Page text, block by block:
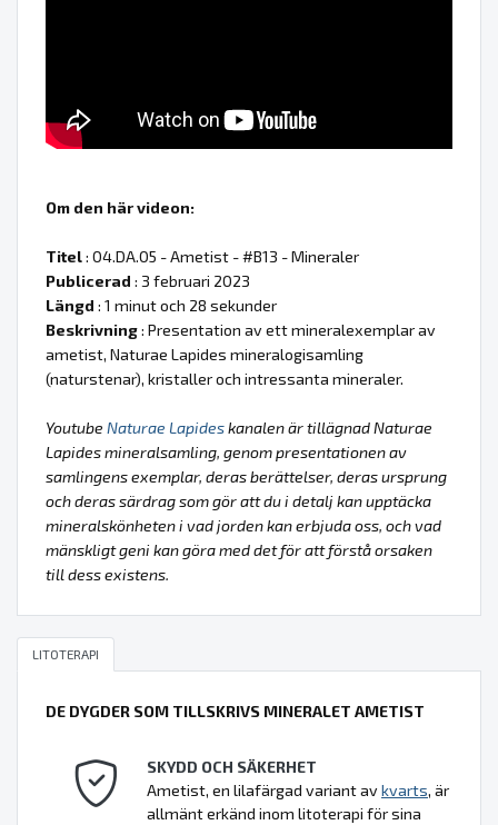
Om den här videon:
Titel: 04.DA.05 - Ametist - #B13 - Mineraler
Publicerad : 3 februari 2023
Längd : 1 minut och 28 sekunder
Beskrivning: Presentation av ett mineralexemplar av
ametist, Naturae Lapides mineralogisamling
(naturstenar), kristaller och intressanta mineraler.
Youtube Naturae Lapideskanalen är tillägnad Naturae
Lapides mineralsamling, genom presentationen av
samlingens exemplar, deras berättelser, deras ursprung
och deras särdrag som gör att du i detalj kan upptäcka
mineralskönheten i vad jorden kan erbjuda oss, och vad
mänskligt geni kan göra med det för att förstå orsaken
till dess existens.
LITOTERAPI
DE DYGDER SOM TILLSKRIVS MINERALET AMETIST
SKYDD OCH SÄKERHET
Ametist, en lilafärgad variant avkvarts, är
allmänt erkänd inom litoterapi för sina